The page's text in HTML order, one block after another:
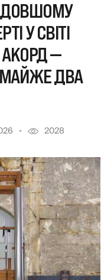
У СВІТІ
—
МАЙЖЕ ДВА
2028